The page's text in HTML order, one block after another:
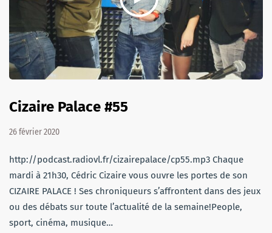
Cizaire Palace #55
26 février 2020
http://podcast.radiovl.fr/cizairepalace/cp55.mp3 Chaque
mardi à 21h30, Cédric Cizaire vous ouvre les portes de son
CIZAIRE PALACE ! Ses chroniqueurs s’affrontent dans des jeux
ou des débats sur toute l’actualité de la semaine!People,
sport, cinéma, musique…